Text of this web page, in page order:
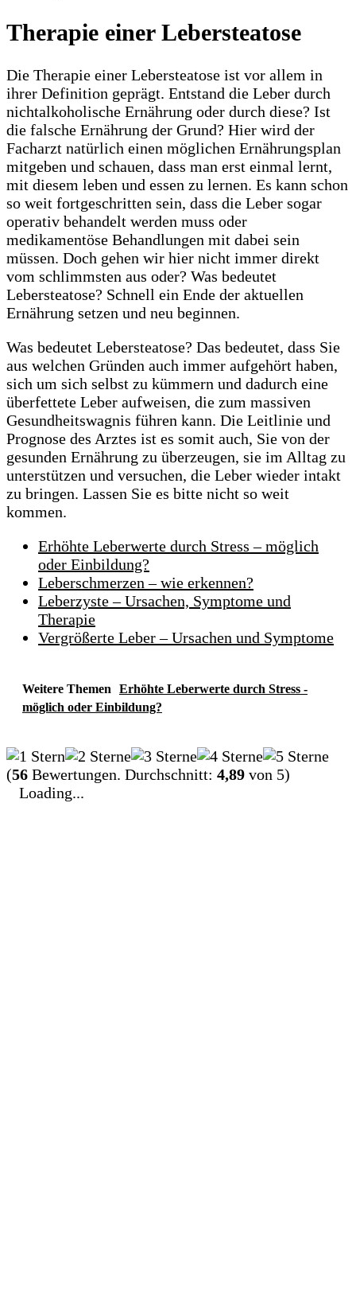
Therapie einer Lebersteatose
Die Therapie einer Lebersteatose ist vor allem in
ihrer Definition geprägt. Entstand die Leber durch
nichtalkoholische Ernährung oder durch diese? Ist
die falsche Ernährung der Grund? Hier wird der
Facharzt natürlich einen möglichen Ernährungsplan
mitgeben und schauen, dass man erst einmal lernt,
mit diesem leben und essen zu lernen. Es kann schon
so weit fortgeschritten sein, dass die Leber sogar
operativ behandelt werden muss oder
medikamentöse Behandlungen mit dabei sein
müssen. Doch gehen wir hier nicht immer direkt
vom schlimmsten aus oder? Was bedeutet
Lebersteatose? Schnell ein Ende der aktuellen
Ernährung setzen und neu beginnen.
Was bedeutet Lebersteatose? Das bedeutet, dass Sie
aus welchen Gründen auch immer aufgehört haben,
sich um sich selbst zu kümmern und dadurch eine
überfettete Leber aufweisen, die zum massiven
Gesundheitswagnis führen kann. Die Leitlinie und
Prognose des Arztes ist es somit auch, Sie von der
gesunden Ernährung zu überzeugen, sie im Alltag zu
unterstützen und versuchen, die Leber wieder intakt
zu bringen. Lassen Sie es bitte nicht so weit
kommen.
Erhöhte Leberwerte durch Stress – möglich
oder Einbildung?
Leberschmerzen – wie erkennen?
Leberzyste – Ursachen, Symptome und
Therapie
Vergrößerte Leber – Ursachen und Symptome
Weitere Themen
Erhöhte Leberwerte durch Stress -
möglich oder Einbildung?
(56 Bewertungen. Durchschnitt: 4,89 von 5)
Loading...